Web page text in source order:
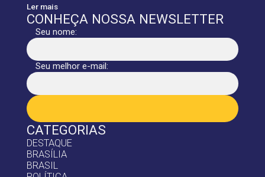
CATEGORIAS
DESTAQUE
BRASÍLIA
BRASIL
Ler mais
CONHEÇA NOSSA NEWSLETTER
Seu nome:
Seu melhor e-mail: